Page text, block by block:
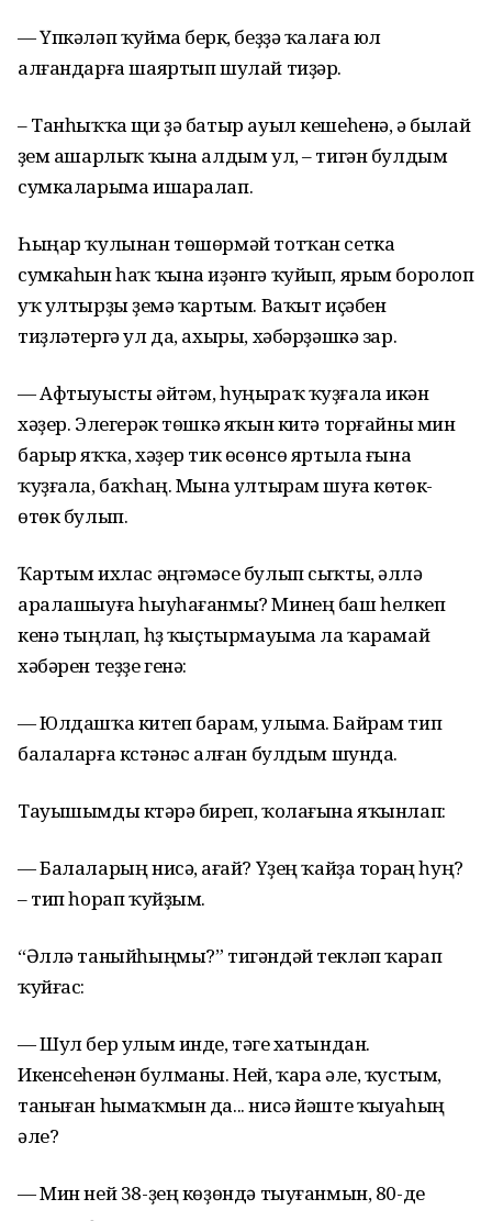
— Үпкәләп ҡуйма берүк, беҙҙә ҡалаға юл
алғандарға шаяртып шулай тиҙәр.
– Танһыҡҡа щи ҙә батыр ауыл кешеһенә, ә былай
үҙем ашарлыҡ ҡына алдым ул, – тигән булдым
сумкаларыма ишаралап.
Һыңар ҡулынан төшөрмәй тотҡан сетка
сумкаһын һаҡ ҡына иҙәнгә ҡуйып, ярым боролоп
уҡ ултырҙы үҙемә ҡартым. Ваҡыт иҫәбен
тиҙләтергә ул да, ахыры, хәбәрҙәшкә зар.
— Афтыуысты әйтәм, һуңыраҡ ҡуҙғала икән
хәҙер. Элегерәк төшкә яҡын китә торғайны мин
барыр яҡҡа, хәҙер тик өсөнсө яртыла ғына
ҡуҙғала, баҡһаң. Мына ултырам шуға көтөк-
өтөк булып.
Ҡартым ихлас әңгәмәсе булып сыҡты, әллә
аралашыуға һыуһағанмы? Минең баш һелкеп
кенә тыңлап, һүҙ ҡыҫтырмауыма ла ҡарамай
хәбәрен теҙҙе генә:
— Юлдашҡа китеп барам, улыма. Байрам тип
балаларға күстәнәс алған булдым шунда.
Тауышымды күтәрә биреп, ҡолағына яҡынлап:
— Балаларың нисәү, ағай? Үҙең ҡайҙа тораң һуң?
– тип һорап ҡуйҙым.
“Әллә таныйһыңмы?” тигәндәй текләп ҡарап
ҡуйғас:
— Шул бер улым инде, тәүге хатындан.
Икенсеһенән булманы. Ней, ҡара әле, ҡустым,
таныған һымаҡмын да... нисә йәште ҡыуаһың
әле?
— Мин ней 38-ҙең көҙөндә тыуғанмын, 80-де